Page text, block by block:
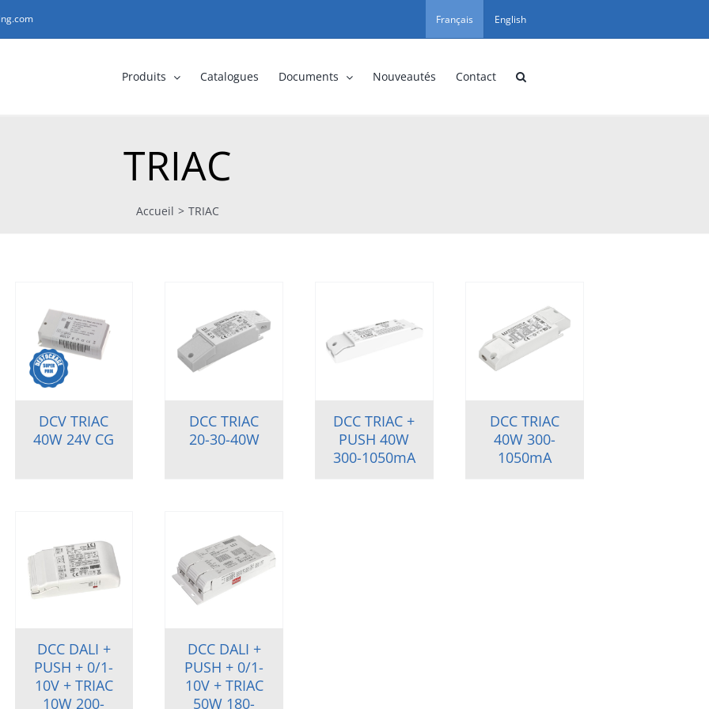
Français English
Produits Catalogues Documents Nouveautés Contact
TRIAC
Accueil > TRIAC
DCV TRIAC
40W 24V CG
DCC TRIAC
20-30-40W
DCC TRIAC +
PUSH 40W
300-1050mA
DCC TRIAC
40W 300-
1050mA
DCC DALI +
PUSH + 0/1-
10V + TRIAC
10W 200-
DCC DALI +
PUSH + 0/1-
10V + TRIAC
50W 180-